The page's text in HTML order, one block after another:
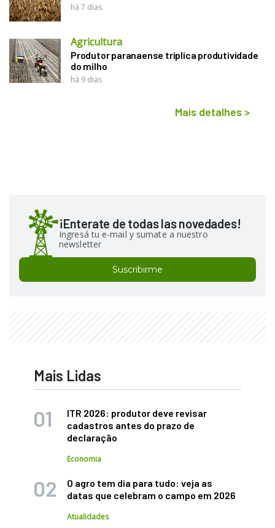
há 7 dias
Agricultura
Produtor paranaense triplica produtividade
do milho
há 9 dias
Mais detalhes >
¡Enterate de todas las novedades!
Ingresá tu e-mail y sumate a nuestro
newsletter
Suscribirme
Mais Lidas
ITR 2026: produtor deve revisar
cadastros antes do prazo de
declaração
Economia
O agro tem dia para tudo: veja as
datas que celebram o campo em 2026
Atualidades